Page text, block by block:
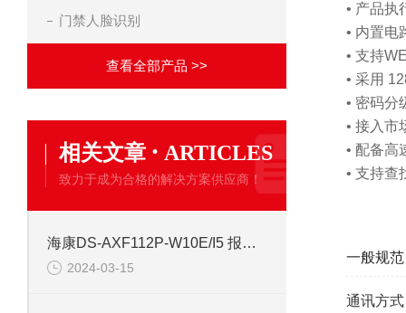
门禁人脸识别
查看全部产品 >>
相关文章 · ARTICLES
致力于成为合格的解决方案供应商！
海康DS-AXF112P-W10E/I5 报警主机
2024-03-15
• 产品执
• 内置电
• 支持
• 采用
• 密码分
• 接入市
• 配备高
• 支持查
一般规范
通讯方